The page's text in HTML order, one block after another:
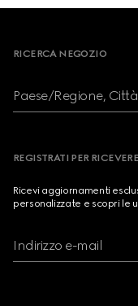
RICERCA NEGOZIO
Paese/Regione, Città
REGISTRATI PER
Ricevi aggiornamenti
personalizzate e scopri le
Indirizzo e-mail